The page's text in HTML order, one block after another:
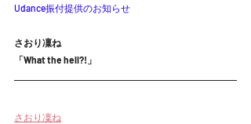
Udance振付提供のお知らせ
さおり凜ね
「What the hell?!」
さおり凜ね